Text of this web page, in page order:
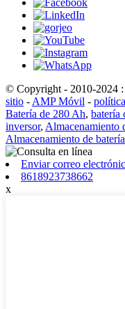
© Copyright - 2010-2024 :
sitio - AMP Móvil -
Batería de 280 Ah, batería
inversor, Almacenamiento
Almacenamiento de
Enviar correo
8618923738662
x